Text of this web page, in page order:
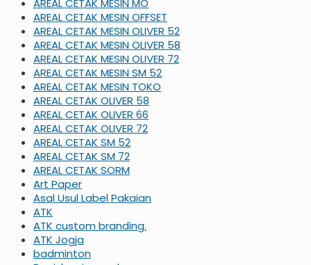
AREAL CETAK MESIN MO
AREAL CETAK MESIN OFFSET
AREAL CETAK MESIN OLIVER 52
AREAL CETAK MESIN OLIVER 58
AREAL CETAK MESIN OLIVER 72
AREAL CETAK MESIN SM 52
AREAL CETAK MESIN TOKO
AREAL CETAK OLIVER 58
AREAL CETAK OLIVER 66
AREAL CETAK OLIVER 72
AREAL CETAK SM 52
AREAL CETAK SM 72
AREAL CETAK SORM
Art Paper
Asal Usul Label Pakaian
ATK
ATK custom branding.
ATK Jogja
badminton